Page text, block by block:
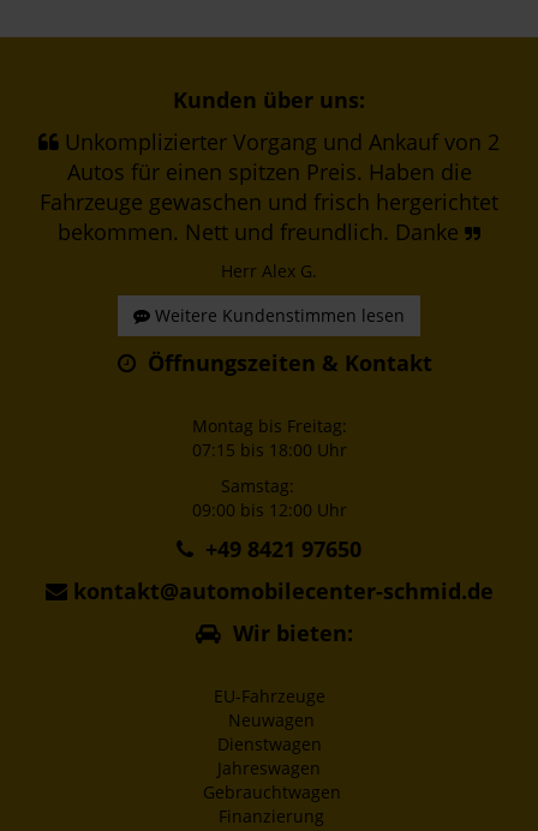
Kunden über uns:
Unkomplizierter Vorgang und Ankauf von 2
Autos für einen spitzen Preis. Haben die
Fahrzeuge gewaschen und frisch hergerichtet
bekommen. Nett und freundlich. Danke
Herr Alex G.
Weitere Kundenstimmen lesen
Öffnungszeiten & Kontakt
Montag bis Freitag:
07:15 bis 18:00 Uhr
Samstag:
09:00 bis 12:00 Uhr
+49 8421 97650
kontakt@automobilecenter-schmid.de
Wir bieten:
EU-Fahrzeuge
Neuwagen
Dienstwagen
Jahreswagen
Gebrauchtwagen
Finanzierung